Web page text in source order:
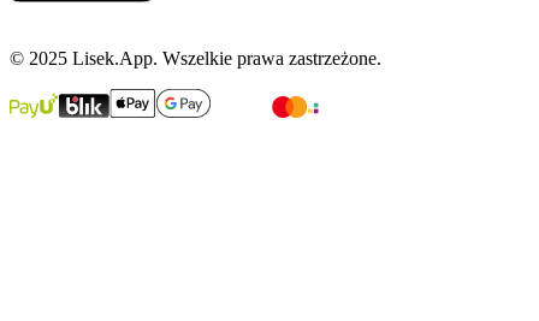
© 2025 Lisek.App. Wszelkie prawa zastrzeżone.